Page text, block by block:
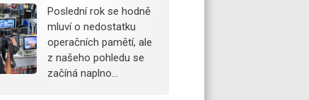
Poslední rok se hodně
mluví o nedostatku
operačních pamětí, ale
z našeho pohledu se
začíná naplno…